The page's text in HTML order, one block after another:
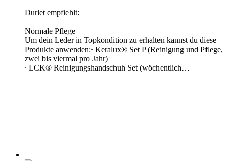
Durlet empfiehlt:
Normale Pflege
Um dein Leder in Topkondition zu erhalten kannst du diese
Produkte anwenden:∙ Keralux® Set P (Reinigung und Pflege,
zwei bis viermal pro Jahr)
∙ LCK® Reinigungshandschuh Set (wöchentlich…